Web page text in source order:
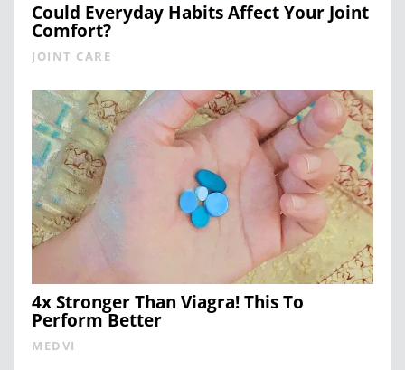
Could Everyday Habits Affect Your Joint
Comfort?
JOINT CARE
4x Stronger Than Viagra! This To
Perform Better
MEDVI